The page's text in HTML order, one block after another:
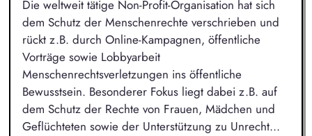
Die weltweit tätige Non-Profit-Organisation hat sich
dem Schutz der Menschenrechte verschrieben und
rückt z.B. durch Online-Kampagnen, öffentliche
Vorträge sowie Lobbyarbeit
Menschenrechtsverletzungen ins öffentliche
Bewusstsein. Besonderer Fokus liegt dabei z.B. auf
dem Schutz der Rechte von Frauen, Mädchen und
Geflüchteten sowie der Unterstützung zu Unrecht...